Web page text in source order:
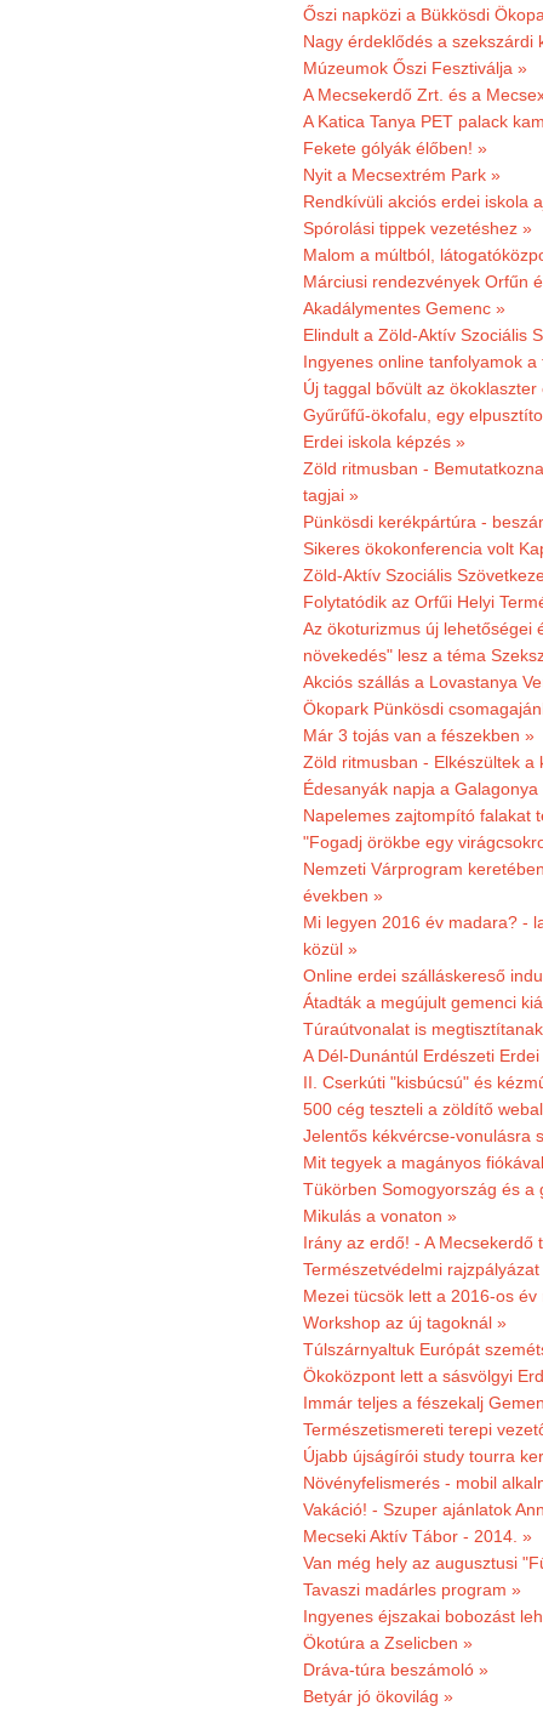
Őszi napközi a Bükkösdi
Nagy érdeklődés a szekszárdi
Múzeumok Őszi Fesztiválja »
A Mecsekerdő Zrt. és a
A Katica Tanya PET palack
Fekete gólyák élőben! »
Nyit a Mecsextrém Park »
Rendkívüli akciós erdei iskola
Spórolási tippek vezetéshez »
Malom a múltból,
Márciusi rendezvények Orfűn
Akadálymentes Gemenc »
Elindult a Zöld-Aktív Szociális
Ingyenes online tanfolyamok
Új taggal bővült az ökoklaszter
Gyűrűfű-ökofalu, egy
Erdei iskola képzés »
Zöld ritmusban -
tagjai »
Pünkösdi kerékpártúra -
Sikeres ökokonferencia volt
Zöld-Aktív Szociális
Folytatódik az Orfűi Helyi
Az ökoturizmus új lehetőségei
növekedés" lesz a téma
Akciós szállás a Lovastanya
Ökopark Pünkösdi
Már 3 tojás van a fészekben »
Zöld ritmusban - Elkészültek
Édesanyák napja a
Napelemes zajtompító falakat
"Fogadj örökbe egy
Nemzeti Várprogram
években »
Mi legyen 2016 év madara? -
közül »
Online erdei szálláskereső
Átadták a megújult gemenci
Túraútvonalat is
A Dél-Dunántúl Erdészeti
II. Cserkúti "kisbúcsú" és
500 cég teszteli a zöldítő
Jelentős kékvércse-vonulásra
Mit tegyek a magányos
Tükörben Somogyország és a
Mikulás a vonaton »
Irány az erdő! - A
Természetvédelmi
Mezei tücsök lett a 2016-os év
Workshop az új tagoknál »
Túlszárnyaltuk Európát
Ökoközpont lett a sásvölgyi
Immár teljes a fészekalj
Természetismereti terepi
Újabb újságírói study tourra
Növényfelismerés - mobil
Vakáció! - Szuper ajánlatok
Mecseki Aktív Tábor - 2014. »
Van még hely az augusztusi
Tavaszi madárles program »
Ingyenes éjszakai bobozást
Ökotúra a Zselicben »
Dráva-túra beszámoló »
Betyár jó ökovilág »